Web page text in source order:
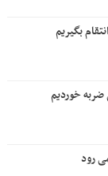
بگیریم
ضربه خوردیم
رود